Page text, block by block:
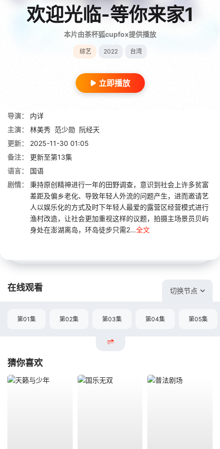
欢迎光临-等你来家1
本片由茶杯狐cupfox提供播放
综艺 2022 台湾
立即播放
导演：
内详
主演：
林美秀 范少勋 阮经天
更新：
2025-11-30 01:05
备注：
更新至第13集
语言：
国语
剧情：
秉持原创精神进行一年的田野调查，意识到社会上许多贫富
差距及偏乡老化、导致年轻人外流的问题产生，进而邀请艺
人以娱乐化的方式及时下年轻人最爱的露营区经营模式进行
渔村改造，让社会更加重视这样的议题，拍摄主场景员贝屿
身处在澎湖离岛，环岛徒步只需2...全文
在线观看 切换节点
第01集 第02集 第03集 第04集 第05集
猜你喜欢